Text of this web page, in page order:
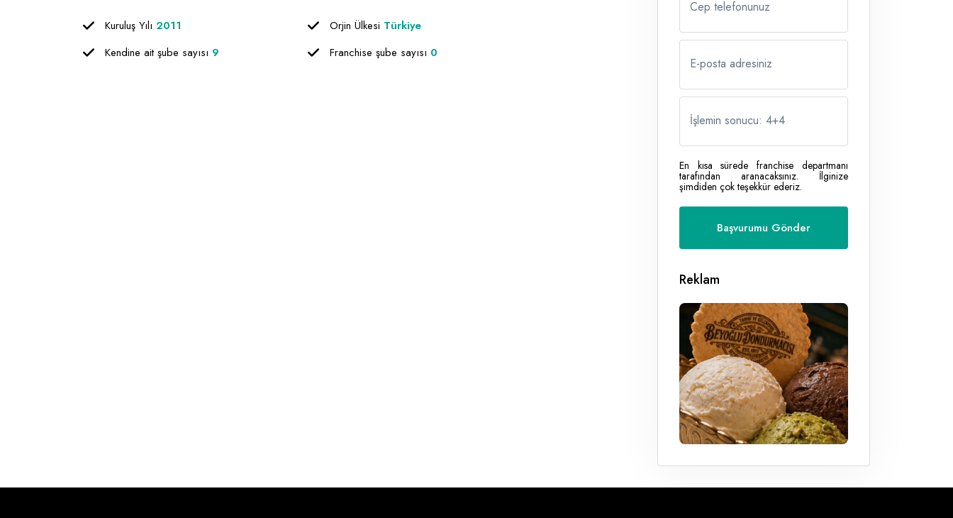
Kuruluş Yılı 2011 Orjin Ülkesi Türkiye
Kendine ait şube sayısı 9 Franchise şube sayısı 0
Cep telefonunuz
E-posta adresiniz
İşlemin sonucu: 4+4
En kısa sürede franchise departmanı
tarafından aranacaksınız. İlginize
şimdiden çok teşekkür ederiz.
Reklam